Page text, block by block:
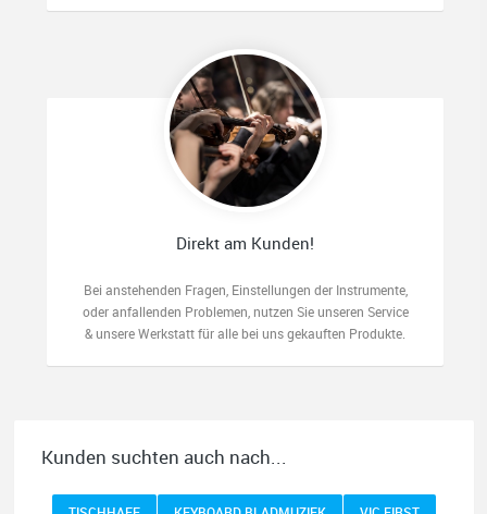
Direkt am Kunden!
Bei anstehenden Fragen, Einstellungen der Instrumente,
oder anfallenden Problemen, nutzen Sie unseren Service
& unsere Werkstatt für alle bei uns gekauften Produkte.
Kunden suchten auch nach...